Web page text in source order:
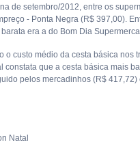
de setembro/2012, entre os
- Ponta Negra (R$ 397,00).
era a do Bom Dia
o custo médio da cesta básica nos
constata que a cesta básica mais
pelos mercadinhos (R$
Natal